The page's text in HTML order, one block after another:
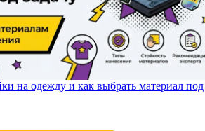
на одежду и как выбрать материал под